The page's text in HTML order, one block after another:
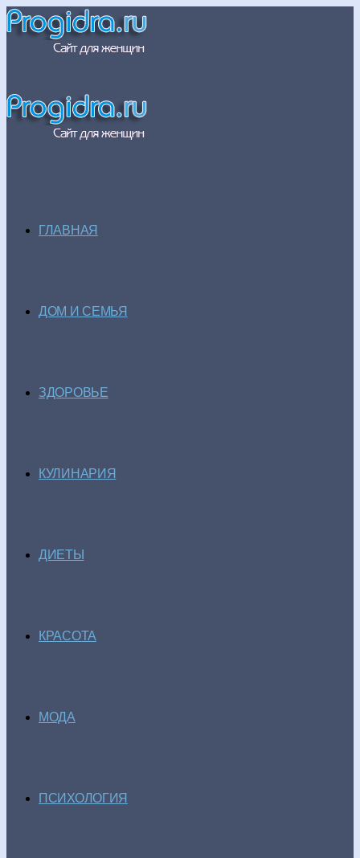
ГЛАВНАЯ
ДОМ И СЕМЬЯ
ЗДОРОВЬЕ
КУЛИНАРИЯ
ДИЕТЫ
КРАСОТА
МОДА
ПСИХОЛОГИЯ